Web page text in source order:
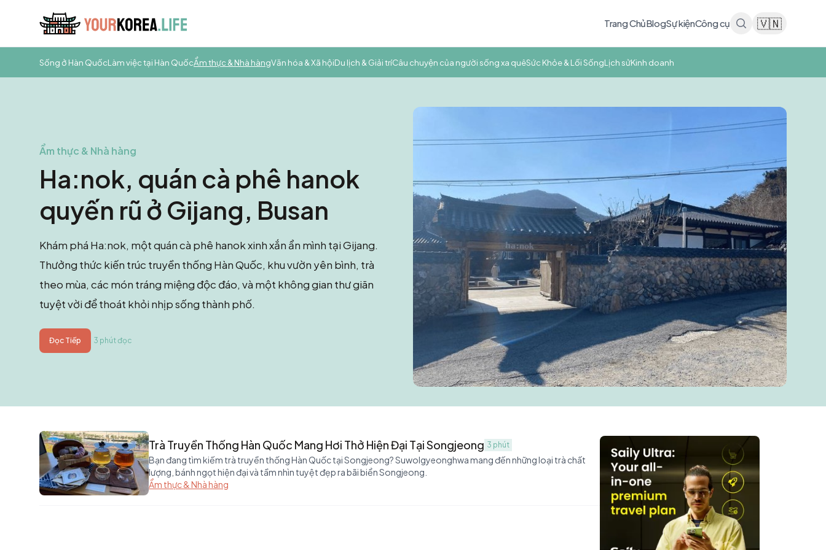
Trang ChủBlogSự kiệnCông cụ 🇻🇳
Sống ở Hàn QuốcLàm việc tại Hàn QuốcẨm thực & Nhà hàngVăn hóa & Xã hộiDu lịch & Giải tríCâu chuyện của người sống xa quêSức Khỏe & Lối SốngLịch sửKinh doanh
Ẩm thực & Nhà hàng
Ha:nok, quán cà phê hanok
quyến rũ ở Gijang, Busan
Khám phá Ha:nok, một quán cà phê hanok xinh xắn ẩn mình tại Gijang.
Thưởng thức kiến trúc truyền thống Hàn Quốc, khu vườn yên bình, trà
theo mùa, các món tráng miệng độc đáo, và một không gian thư giãn
tuyệt vời để thoát khỏi nhịp sống thành phố.
Đọc Tiếp 3 phút đọc
Trà Truyền Thống Hàn Quốc Mang Hơi Thở Hiện Đại Tại Songjeong 3 phút
Bạn đang tìm kiếm trà truyền thống Hàn Quốc tại Songjeong? Suwolgyeonghwa mang đến những loại trà chất
lượng, bánh ngọt hiện đại và tầm nhìn tuyệt đẹp ra bãi biển Songjeong.
Ẩm thực & Nhà hàng